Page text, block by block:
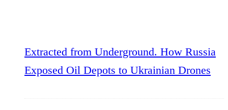
Extracted from Underground. How Russia
Exposed Oil Depots to Ukrainian Drones